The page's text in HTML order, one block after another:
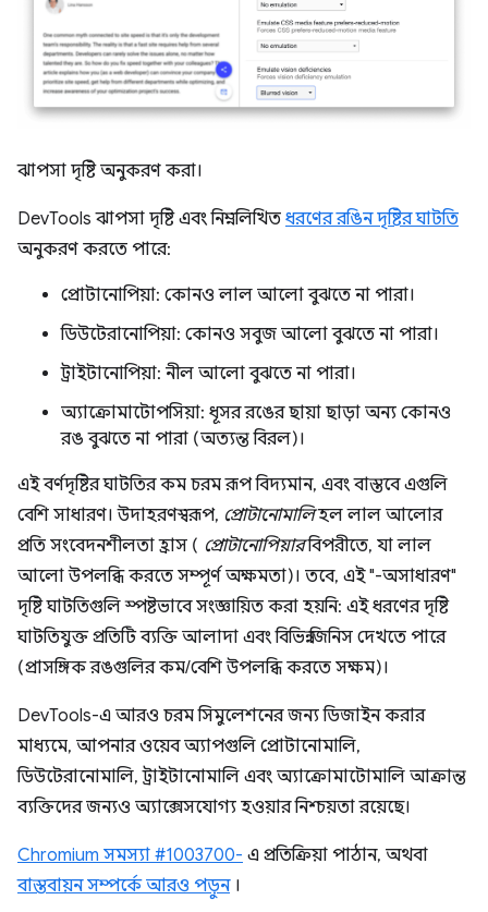
ঝাপসা দৃষ্টি অনুকরণ করা।
DevTools ঝাপসা দৃষ্টি এবং নিম্নলিখিত ধরণের রঙিন দৃষ্টির ঘাটতি
অনুকরণ করতে পারে:
প্রোটানোপিয়া: কোনও লাল আলো বুঝতে না পারা।
ডিউটেরানোপিয়া: কোনও সবুজ আলো বুঝতে না পারা।
ট্রাইটানোপিয়া: নীল আলো বুঝতে না পারা।
অ্যাক্রোমাটোপসিয়া: ধূসর রঙের ছায়া ছাড়া অন্য কোনও
রঙ বুঝতে না পারা (অত্যন্ত বিরল)।
এই বর্ণদৃষ্টির ঘাটতির কম চরম রূপ বিদ্যমান, এবং বাস্তবে এগুলি
বেশি সাধারণ। উদাহরণস্বরূপ, প্রোটানোমালিহল লাল আলোর
প্রতি সংবেদনশীলতা হ্রাস ( প্রোটানোপিয়ারবিপরীতে, যা লাল
আলো উপলব্ধি করতে সম্পূর্ণ অক্ষমতা)। তবে, এই "-অসাধারণ"
দৃষ্টি ঘাটতিগুলি স্পষ্টভাবে সংজ্ঞায়িত করা হয়নি: এই ধরণের দৃষ্টি
ঘাটতিযুক্ত প্রতিটি ব্যক্তি আলাদা এবং বিভিন্ন জিনিস দেখতে পারে
(প্রাসঙ্গিক রঙগুলির কম/বেশি উপলব্ধি করতে সক্ষম)।
DevTools-এ আরও চরম সিমুলেশনের জন্য ডিজাইন করার
মাধ্যমে, আপনার ওয়েব অ্যাপগুলি প্রোটানোমালি,
ডিউটেরানোমালি, ট্রাইটানোমালি এবং অ্যাক্রোমাটোমালি আক্রান্ত
ব্যক্তিদের জন্যও অ্যাক্সেসযোগ্য হওয়ার নিশ্চয়তা রয়েছে।
Chromium সমস্যা #1003700- এ প্রতিক্রিয়া পাঠান, অথবা
বাস্তবায়ন সম্পর্কে আরও পড়ুন।